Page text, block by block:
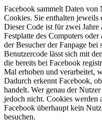
Facebook sammelt Daten
Cookies. Sie enthalten jeweils
Dieser Code ist für zwei
Festplatte des Computers
der Besucher der Fanpage
Benutzercode lässt sich mit
die bereits bei Facebook
Mal erhoben und verarbeitet,
Dadurch erkennt Facebook,
handelt. Wer genau der
jedoch nicht. Cookies werden
Facebook überhaupt kein
besuchen.